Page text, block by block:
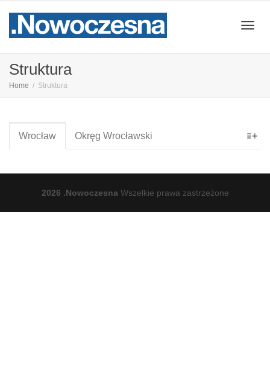
Struktura
Home Struktura
Wrocław Okręg Wrocławski
2026 .Nowoczesna Wszelkie prawa zastrzeżone